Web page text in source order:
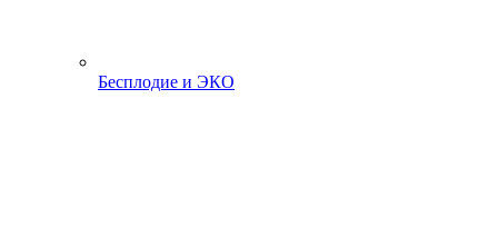
Бесплодие и ЭКО